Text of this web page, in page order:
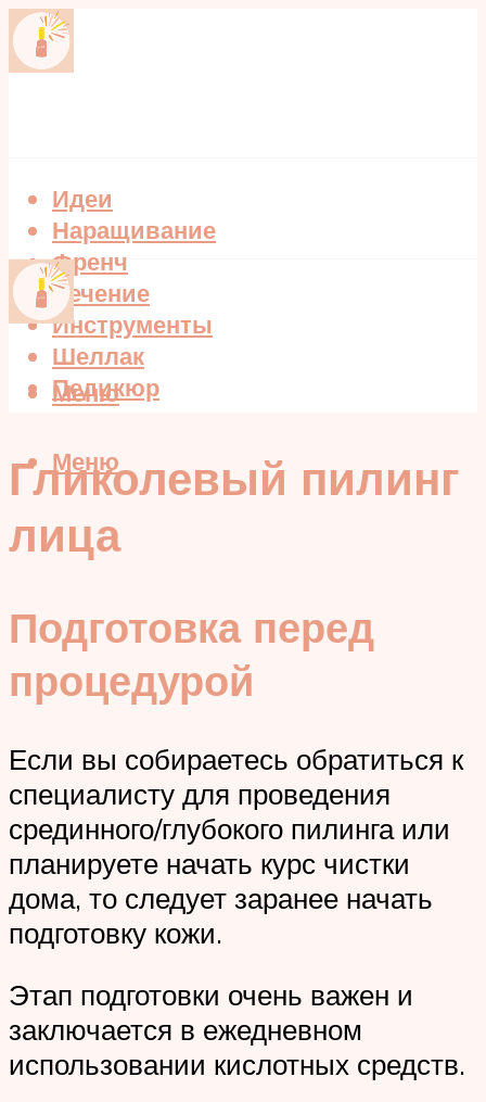
Идеи
Наращивание
Френч
Лечение
Инструменты
Шеллак
Педикюр
Меню
Меню
Гликолевый пилинг
лица
Подготовка перед
процедурой
Если вы собираетесь обратиться к
специалисту для проведения
срединного/глубокого пилинга или
планируете начать курс чистки
дома, то следует заранее начать
подготовку кожи.
Этап подготовки очень важен и
заключается в ежедневном
использовании кислотных средств.